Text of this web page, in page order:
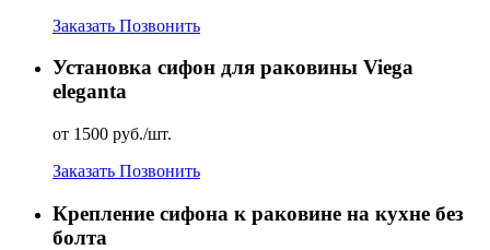
Заказать Позвонить
Установка сифон для раковины Viega
eleganta
от 1500 руб./шт.
Заказать Позвонить
Крепление сифона к раковине на кухне без
болта